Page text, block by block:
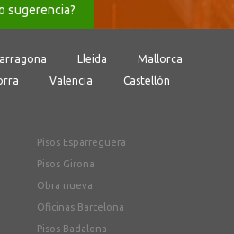
sugerencia?
Lleida
Mallorca
Valencia
Castellón
Pisos Esparreguera
Pisos Girona
Obra nueva
Oficinas Barcelona
Pisos Badalona